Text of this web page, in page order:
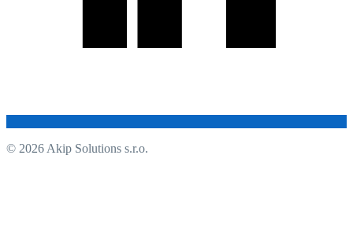
© 2026 Akip Solutions s.r.o.